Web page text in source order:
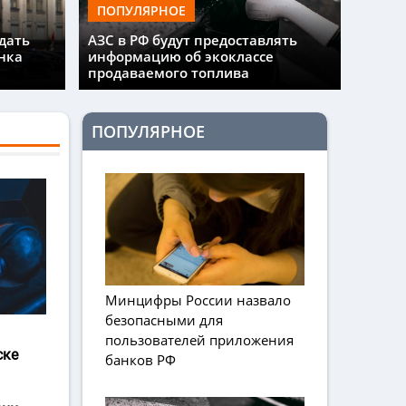
ПОПУЛЯРНОЕ
АЗС в РФ будут предоставлять
информацию об экоклассе
продаваемого топлива
ПОПУЛЯРНОЕ
Минцифры России назвало
безопасными для
пользователей приложения
банков РФ